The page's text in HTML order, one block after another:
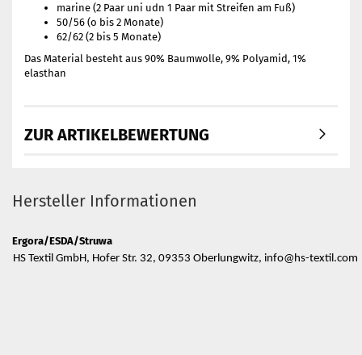
marine (2 Paar uni udn 1 Paar mit Streifen am Fuß)
50/56 (o bis 2 Monate)
62/62 (2 bis 5 Monate)
Das Material besteht aus 90% Baumwolle, 9% Polyamid, 1%
elasthan
ZUR ARTIKELBEWERTUNG
Hersteller Informationen
Ergora/ESDA/Struwa
HS Textil GmbH, Hofer Str. 32, 09353 Oberlungwitz, info@hs-textil.com